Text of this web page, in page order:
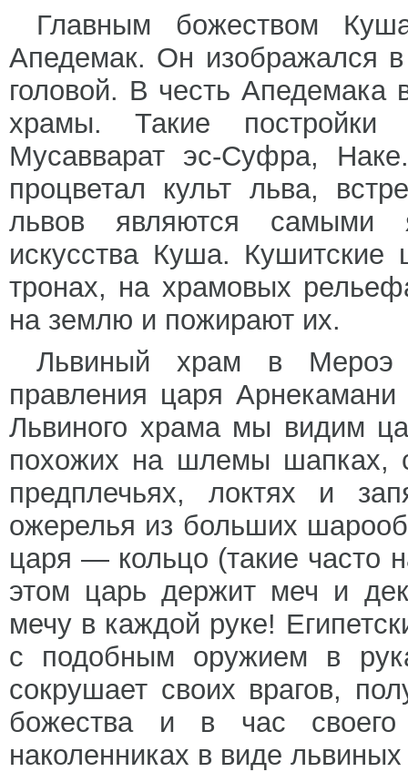
Главным божеством
Апедемак. Он изображался
головой. В честь
храмы. Такие постройки
Мусавварат эс-Суфра,
процветал культ льва,
львов являются самыми
искусства Куша. Кушитские
тронах, на храмовых
на землю и пожирают их.
Львиный храм в Мероэ
правления царя
Львиного храма мы видим
похожих на шлемы шапках,
предплечьях, локтях и
ожерелья из больших
царя — кольцо (такие часто
этом царь держит меч и
мечу в каждой руке!
с подобным оружием в
сокрушает своих врагов,
божества и в час своего
наколенниках в виде львиных